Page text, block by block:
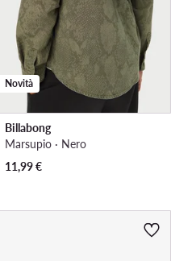
Novità
Billabong
Marsupio · Nero
11,99€